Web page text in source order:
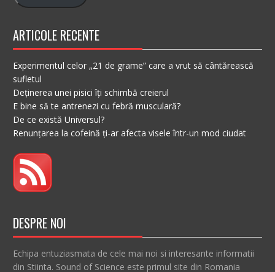
ARTICOLE RECENTE
Experimentul celor „21 de grame” care a vrut să cântărească
sufletul
Deținerea unei pisici îți schimbă creierul
E bine să te antrenezi cu febră musculară?
De ce există Universul?
Renunțarea la cofeină ți-ar afecta visele într-un mod ciudat
DESPRE NOI
Echipa entuziasmata de cele mai noi si interesante informatii
din Stiinta. Sound of Science este primul site din Romania